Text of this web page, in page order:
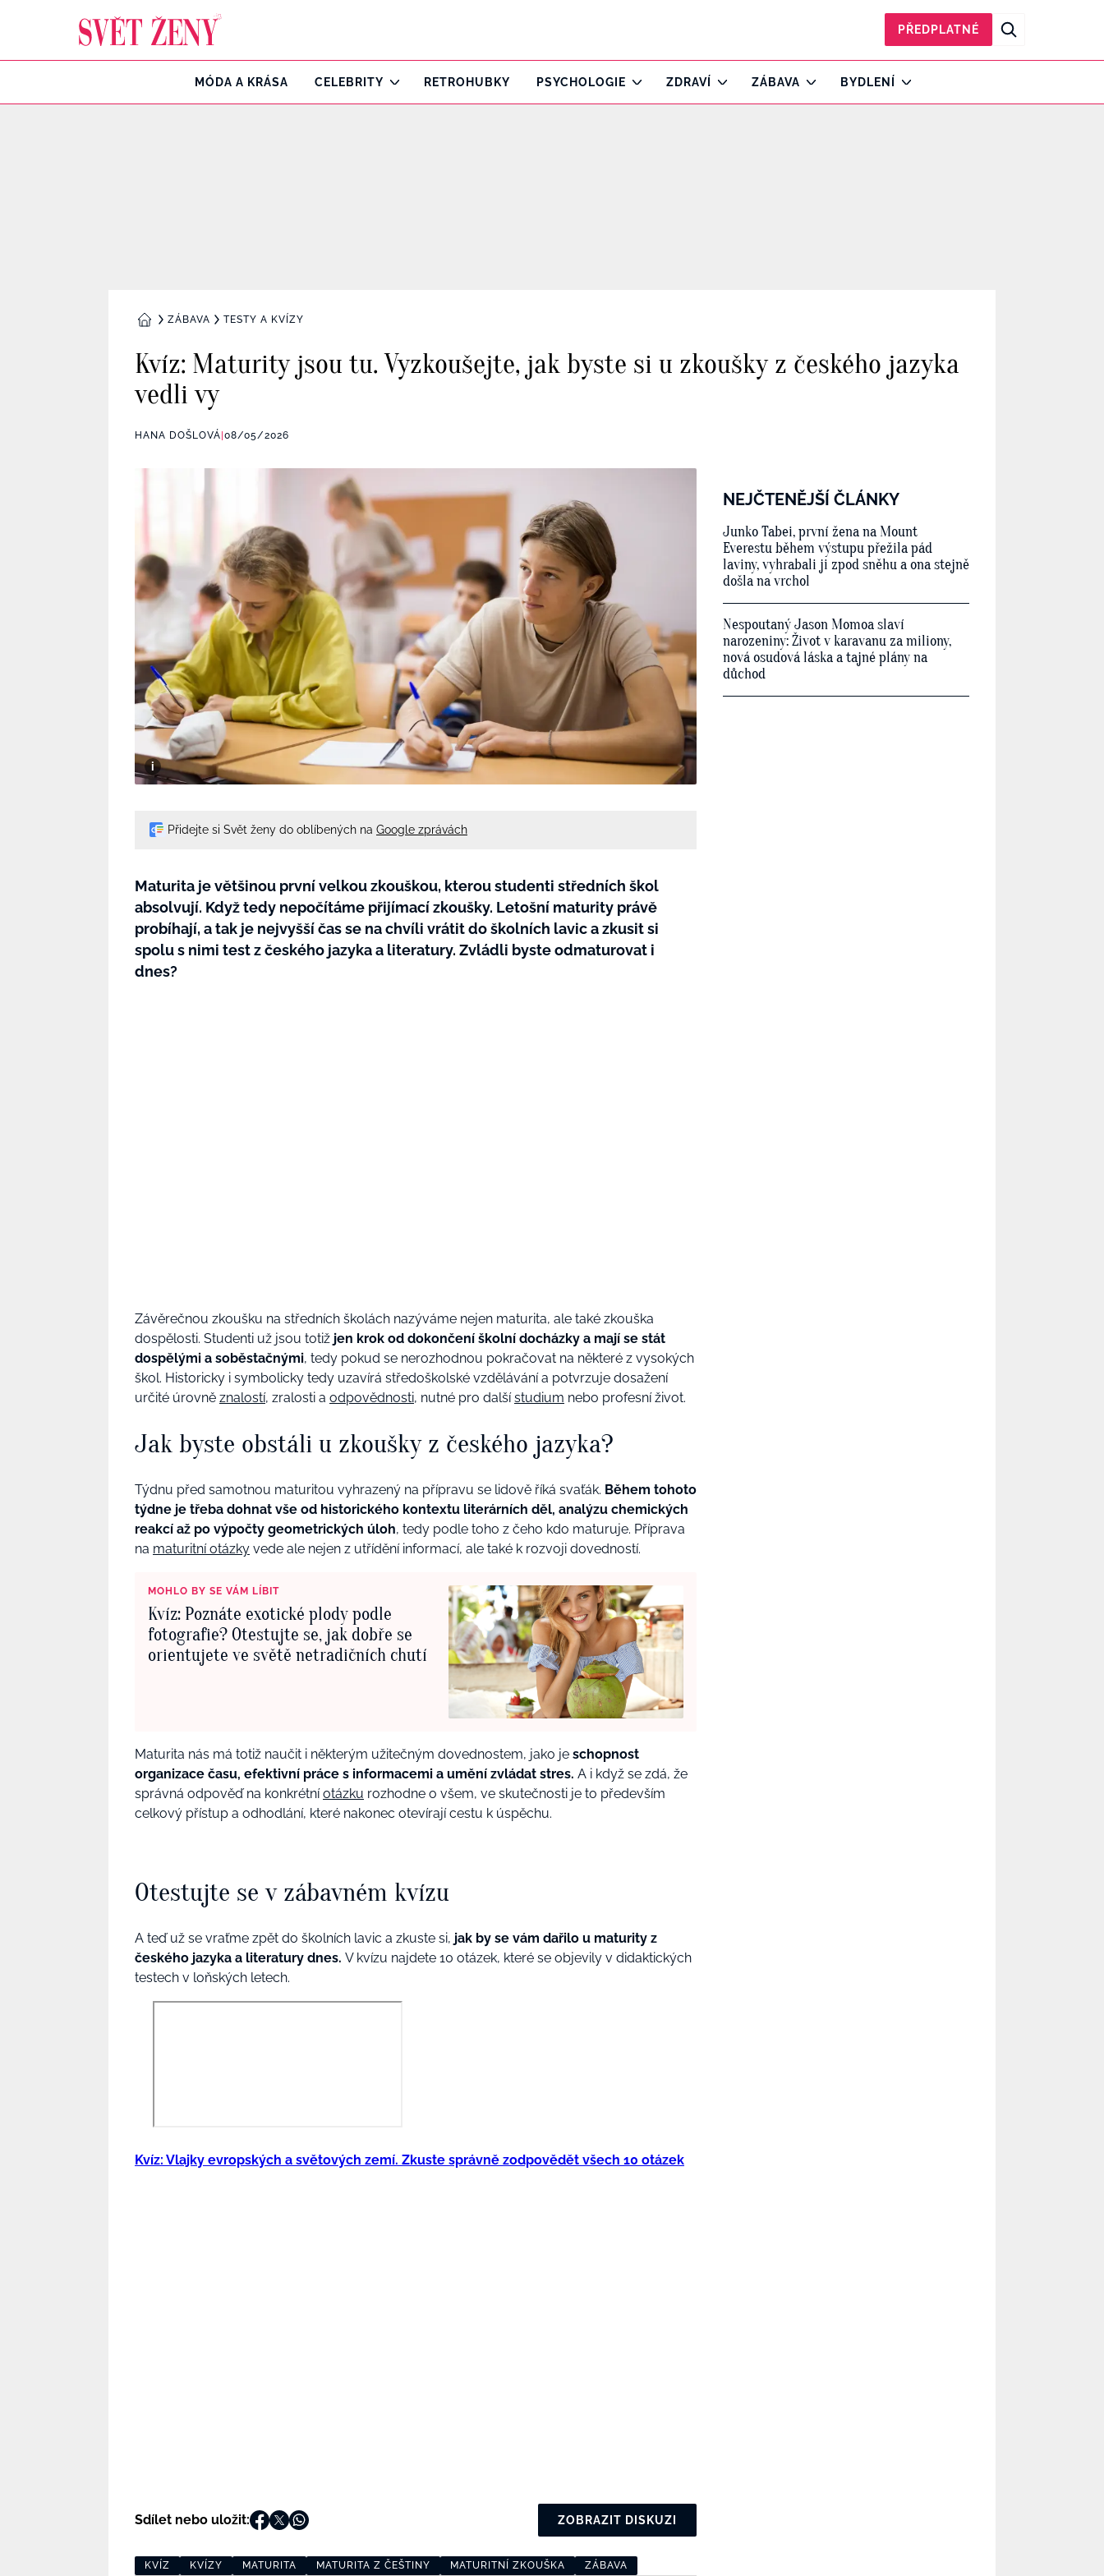
PŘEDPLATNÉ
MÓDA A KRÁSA CELEBRITY RETROHUBKY PSYCHOLOGIE ZDRAVÍ ZÁBAVA BYDLENÍ
DOMŮZÁBAVA TESTY A KVÍZY
Kvíz: Maturity jsou tu. Vyzkoušejte, jak byste si u zkoušky z českého jazyka
vedli vy
HANA DOŠLOVÁ 08/05/2026
Přidejte si Svět ženy do oblíbených na Google zprávách
Maturita je většinou první velkou zkouškou, kterou studenti středních škol
absolvují. Když tedy nepočítáme přijímací zkoušky. Letošní maturity právě
probíhají, a tak je nejvyšší čas se na chvíli vrátit do školních lavic a zkusit si
spolu s nimi test z českého jazyka a literatury. Zvládli byste odmaturovat i
dnes?
Závěrečnou zkoušku na středních školách nazýváme nejen maturita, ale také zkouška
dospělosti. Studenti už jsou totiž jen krok od dokončení školní docházky a mají se stát
dospělými a soběstačnými, tedy pokud se nerozhodnou pokračovat na některé z vysokých
škol. Historicky i symbolicky tedy uzavírá středoškolské vzdělávání a potvrzuje dosažení
určité úrovně znalostí, zralosti a odpovědnosti, nutné pro dalšístudium nebo profesní život.
Jak byste obstáli u zkoušky z českého jazyka?
Týdnu před samotnou maturitou vyhrazený na přípravu se lidově říká svaťák. Během tohoto
týdne je třeba dohnat vše od historického kontextu literárních děl, analýzu chemických
reakcí až po výpočty geometrických úloh, tedy podle toho z čeho kdo maturuje. Příprava
na maturitní otázky vede ale nejen z utřídění informací, ale také k rozvoji dovedností.
MOHLO BY SE VÁM LÍBIT
Kvíz: Poznáte exotické plody podle
fotografie? Otestujte se, jak dobře se
orientujete ve světě netradičních chutí
Maturita nás má totiž naučit i některým užitečným dovednostem, jako je schopnost
organizace času, efektivní práce s informacemi a umění zvládat stres. A i když se zdá, že
správná odpověď na konkrétníotázku rozhodne o všem, ve skutečnosti je to především
celkový přístup a odhodlání, které nakonec otevírají cestu k úspěchu.
Otestujte se v zábavném kvízu
A teď už se vraťme zpět do školních lavic a zkuste si, jak by se vám dařilo u maturity z
českého jazyka a literatury dnes. V kvízu najdete 10 otázek, které se objevily v didaktických
testech v loňských letech.
Kvíz: Vlajky evropských a světových zemí. Zkuste správně zodpovědět všech 10 otázek
Sdílet nebo uložit: ZOBRAZIT DISKUZI
KVÍZ KVÍZY MATURITA MATURITA Z ČEŠTINY MATURITNÍ ZKOUŠKA ZÁBAVA
NEJČTENĚJŠÍ ČLÁNKY
Junko Tabei, první žena na Mount
Everestu během výstupu přežila pád
laviny, vyhrabali ji zpod sněhu a ona stejně
došla na vrchol
Nespoutaný Jason Momoa slaví
narozeniny: Život v karavanu za miliony,
nová osudová láska a tajné plány na
důchod